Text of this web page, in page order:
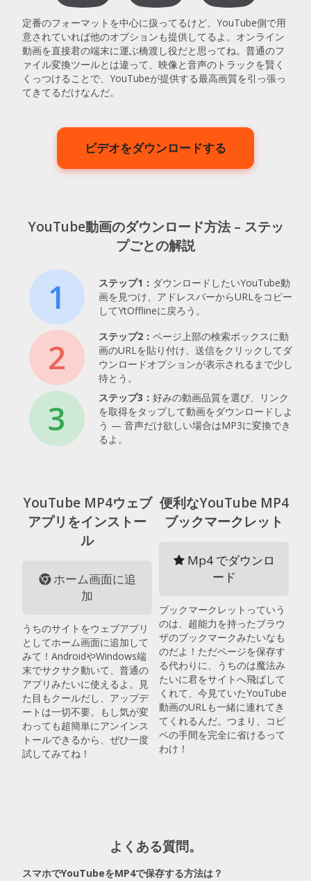
定番のフォーマットを中心に扱ってるけど、YouTube側で用
意されていれば他のオプションも提供してるよ。オンライン
動画を直接君の端末に運ぶ橋渡し役だと思ってね。普通のフ
ァイル変換ツールとは違って、映像と音声のトラックを賢く
くっつけることで、YouTubeが提供する最高画質を引っ張っ
てきてるだけなんだ。
ビデオをダウンロードする
YouTube動画のダウンロード方法 – ステッ
プごとの解説
1 ステップ1： ダウンロードしたいYouTube動
画を見つけ、アドレスバーからURLをコピー
してYtOfflineに戻ろう。
2 ステップ2： ページ上部の検索ボックスに動
画のURLを貼り付け、送信をクリックしてダ
ウンロードオプションが表示されるまで少し
待とう。
3 ステップ3： 好みの動画品質を選び、リンク
を取得をタップして動画をダウンロードしよ
う — 音声だけ欲しい場合はMP3に変換でき
るよ。
YouTube MP4ウェブ
アプリをインストー
ル
ホーム画面に追
加
うちのサイトをウェブアプリ
としてホーム画面に追加して
みて！AndroidやWindows端
末でサクサク動いて、普通の
アプリみたいに使えるよ。見
た目もクールだし、アップデ
ートは一切不要。もし気が変
わっても超簡単にアンインス
トールできるから、ぜひ一度
試してみてね！
便利なYouTube MP4
ブックマークレット
Mp4 でダウンロ
ード
ブックマークレットっていう
のは、超能力を持ったブラウ
ザのブックマークみたいなも
のだよ！ただページを保存す
る代わりに、うちのは魔法み
たいに君をサイトへ飛ばして
くれて、今見ていたYouTube
動画のURLも一緒に連れてき
てくれるんだ。つまり、コピ
ペの手間を完全に省けるって
わけ！
よくある質問。
スマホでYouTubeをMP4で保存する方法は？